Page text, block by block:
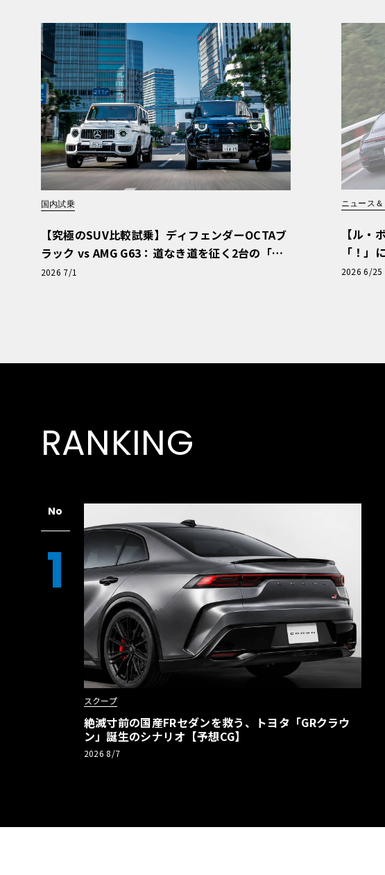
国内試乗
【究極のSUV比較試乗】ディフェンダーOCTAブ
ラック vs AMG G63：道なき道を征く2台の「対
極的アプローチ」
2026 7/1
ニュース
【ル・
「！」
「輸入
2026 6/25
RANKING
No
1
スクープ
絶滅寸前の国産FRセダンを救う、トヨタ「GRクラウ
ン」誕生のシナリオ【予想CG】
2026 8/7